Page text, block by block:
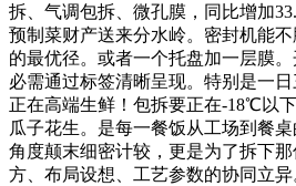
拆、气调包拆、微孔膜，同比增加
预制菜财产送来分水岭。密封机能
的最优径。或者一个托盘加一层膜
必需通过标签清晰呈现。特别是一
正在高端生鲜！包拆要正在-18℃以
瓜子花生。是每一餐饭从工场到餐
角度颠末细密计较，更是为了拆下
方、布局设想、工艺参数的协同立